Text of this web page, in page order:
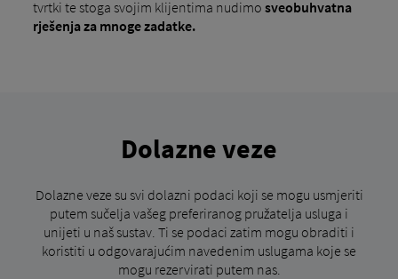
tvrtki te stoga svojim klijentima nudimo sveobuhvatna
rješenja za mnoge zadatke.
Dolazne veze
Dolazne veze su svi dolazni podaci koji se mogu usmjeriti
putem sučelja vašeg preferiranog pružatelja usluga i
unijeti u naš sustav. Ti se podaci zatim mogu obraditi i
koristiti u odgovarajućim navedenim uslugama koje se
mogu rezervirati putem nas.